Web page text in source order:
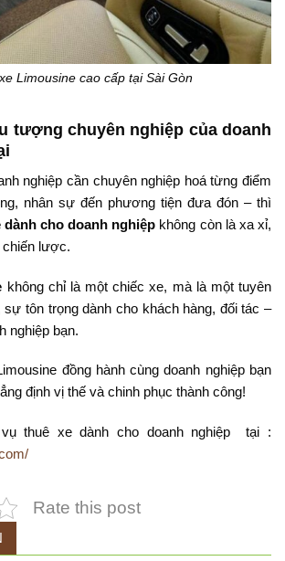
Limousine cao cấp tại Sài Gòn
tượng chuyên nghiệp của doanh
nghiệp cần chuyên nghiệp hoá từng điểm
nhân sự đến phương tiện đưa đón – thì
dành cho doanh nghiệp không còn là xa xỉ,
lược.
không chỉ là một chiếc xe, mà là một tuyên
sự tôn trọng dành cho khách hàng, đối tác –
nghiệp bạn.
đồng hành cùng doanh nghiệp bạn
định vị thế và chinh phục thành công!
thuê xe dành cho doanh nghiệp tại :
Rate this post